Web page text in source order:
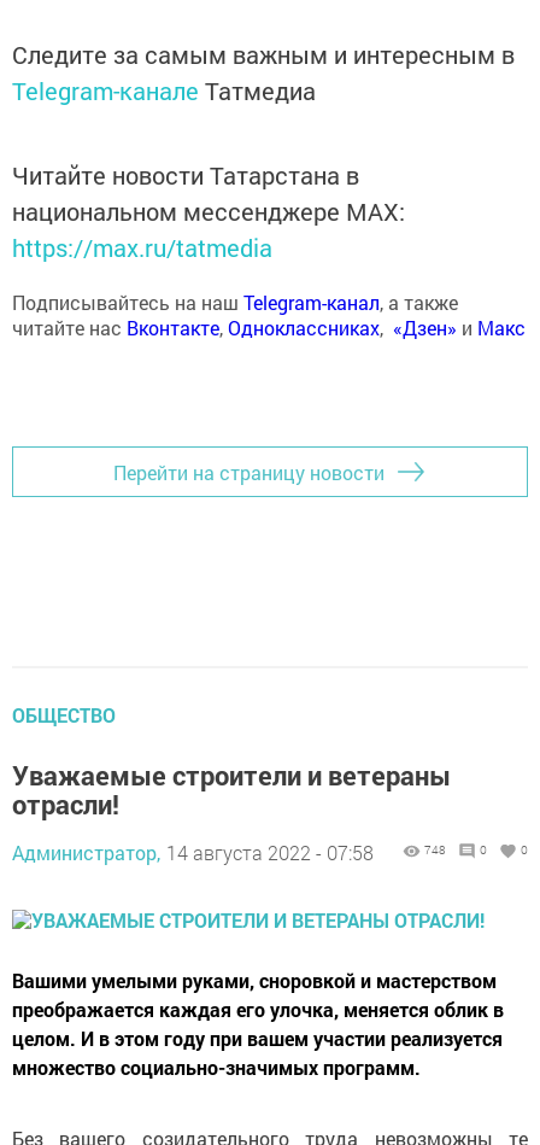
Следите за самым важным и интересным в
Telegram-канале Татмедиа
Читайте новости Татарстана в
национальном мессенджере MАХ:
https://max.ru/tatmedia
Подписывайтесь на наш Telegram-канал, а также
читайте нас Вконтакте,Одноклассниках, «Дзен» и Макс
Перейти на страницу новости
ОБЩЕСТВО
Уважаемые строители и ветераны
отрасли!
Администратор, 14 августа 2022 - 07:58 748 0 0
Вашими умелыми руками, сноровкой и мастерством
преображается каждая его улочка, меняется облик в
целом. И в этом году при вашем участии реализуется
множество социально-значимых программ.
Без вашего созидательного труда невозможны те